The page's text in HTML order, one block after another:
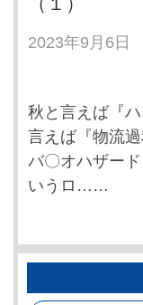
2023年9月6日
秋と言えば『
言えば『物流
バ〇オハザー
いうロ……